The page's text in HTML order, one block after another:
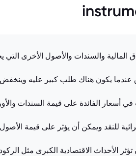
المالية والسندات والأصول الأخرى
عندما يكون هناك طلب كبير عليه
في أسعار الفائدة على قيمة السندات
للنقد ويمكن أن يؤثر على قيمة
تؤثر الأحداث الاقتصادية الكبرى مثل